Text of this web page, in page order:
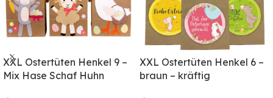
XXL Ostertüten Henkel 9 –
Mix Hase Schaf Huhn
XXL Ostertüten Henkel 6 –
braun – kräftig